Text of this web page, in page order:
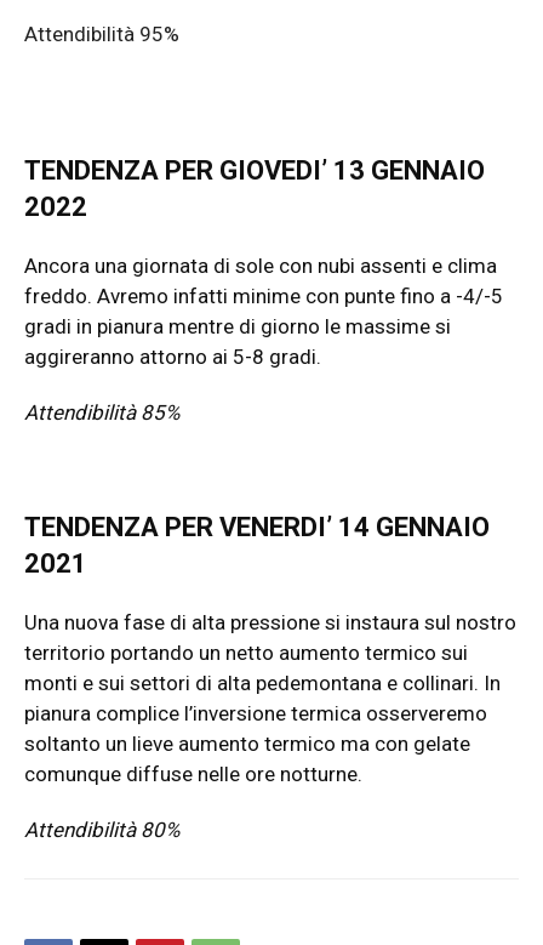
Attendibilità 95%
TENDENZA PER GIOVEDI’ 13 GENNAIO
2022
Ancora una giornata di sole con nubi assenti e clima
freddo. Avremo infatti minime con punte fino a -4/-5
gradi in pianura mentre di giorno le massime si
aggireranno attorno ai 5-8 gradi.
Attendibilità 85%
TENDENZA PER VENERDI’ 14 GENNAIO
2021
Una nuova fase di alta pressione si instaura sul nostro
territorio portando un netto aumento termico sui
monti e sui settori di alta pedemontana e collinari. In
pianura complice l’inversione termica osserveremo
soltanto un lieve aumento termico ma con gelate
comunque diffuse nelle ore notturne.
Attendibilità 80%